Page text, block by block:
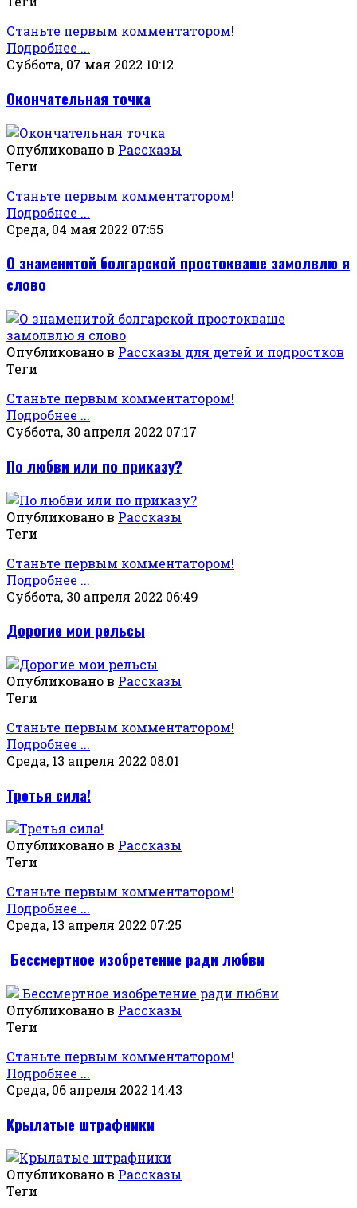
Станьте первым комментатором!
Подробнее ...
Суббота, 07 мая 2022 10:12
Окончательная точка
Опубликовано в Рассказы
Теги
Станьте первым комментатором!
Подробнее ...
Среда, 04 мая 2022 07:55
О знаменитой болгарской простокваше замолвлю я
слово
Опубликовано в Рассказы для детей и подростков
Теги
Станьте первым комментатором!
Подробнее ...
Суббота, 30 апреля 2022 07:17
По любви или по приказу?
Опубликовано в Рассказы
Теги
Станьте первым комментатором!
Подробнее ...
Суббота, 30 апреля 2022 06:49
Дорогие мои рельсы
Опубликовано в Рассказы
Теги
Станьте первым комментатором!
Подробнее ...
Среда, 13 апреля 2022 08:01
Третья сила!
Опубликовано в Рассказы
Теги
Станьте первым комментатором!
Подробнее ...
Среда, 13 апреля 2022 07:25
­ Бессмертное изобретение ради любви
Опубликовано в Рассказы
Теги
Станьте первым комментатором!
Подробнее ...
Среда, 06 апреля 2022 14:43
Крылатые штрафники
Опубликовано в Рассказы
Теги